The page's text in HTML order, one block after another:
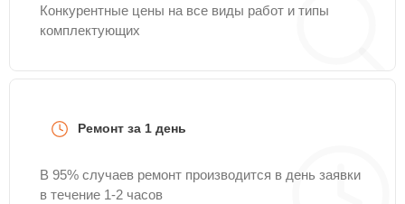
Конкурентные цены на все виды работ и типы
комплектующих
Ремонт за 1 день
В 95% случаев ремонт производится в день заявки
в течение 1-2 часов